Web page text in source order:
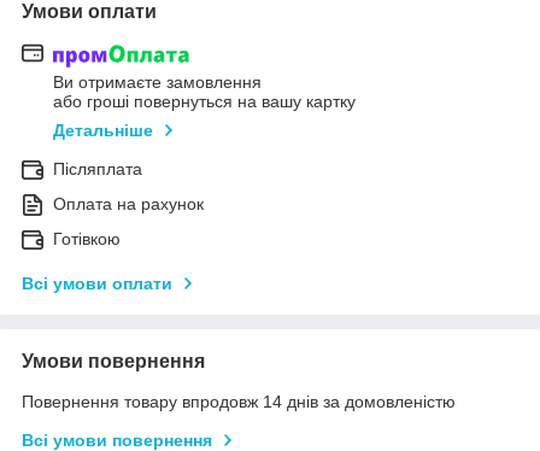
Умови оплати
Ви отримаєте замовлення
або гроші повернуться на вашу картку
Детальніше
Післяплата
Оплата на рахунок
Готівкою
Всі умови оплати
Умови повернення
Повернення товару впродовж 14 днів за домовленістю
Всі умови повернення